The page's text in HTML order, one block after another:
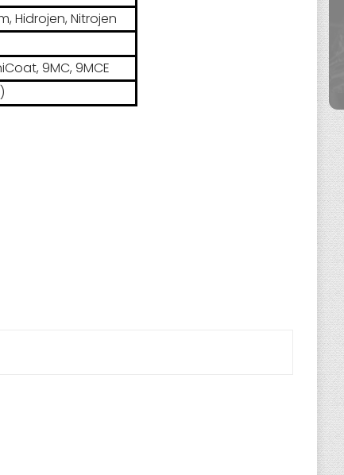
Hidrojen, Nitrojen
9MC, 9MCE